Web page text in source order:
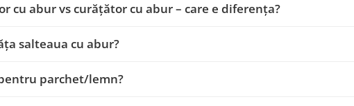
cu abur vs curățător cu abur – care e diferența?
salteaua cu abur?
parchet/lemn?